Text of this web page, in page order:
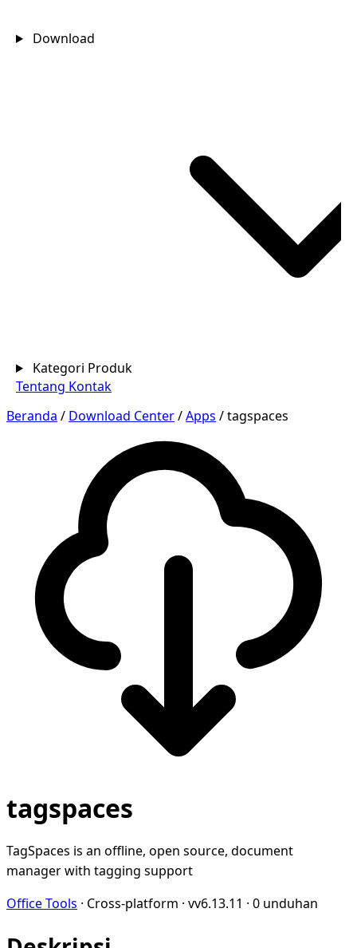
Download
Kategori Produk
Tentang Kontak
Beranda / Download Center/Apps /tagspaces
tagspaces
TagSpaces is an offline, open source, document
manager with tagging support
Office Tools · Cross-platform · vv6.13.11 · 0 unduhan